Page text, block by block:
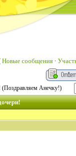
Новые сообщения ·
(Поздравляем Анечку!)